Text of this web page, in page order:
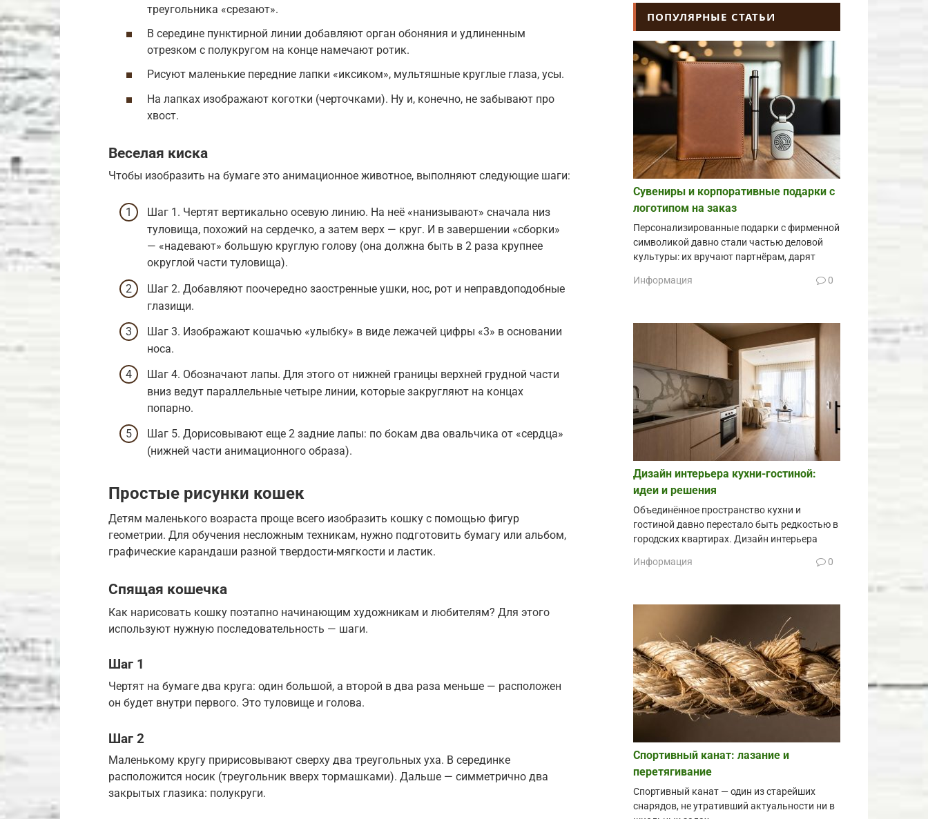
треугольника «срезают».
В середине пунктирной линии добавляют орган обоняния и удлиненным
отрезком с полукругом на конце намечают ротик.
Рисуют маленькие передние лапки «иксиком», мультяшные круглые глаза, усы.
На лапках изображают коготки (черточками). Ну и, конечно, не забывают про
хвост.
Веселая киска
Чтобы изобразить на бумаге это анимационное животное, выполняют следующие шаги:
Шаг 1. Чертят вертикально осевую линию. На неё «нанизывают» сначала низ
туловища, похожий на сердечко, а затем верх — круг. И в завершении «сборки»
— «надевают» большую круглую голову (она должна быть в 2 раза крупнее
округлой части туловища).
Шаг 2. Добавляют поочередно заостренные ушки, нос, рот и неправдоподобные
глазищи.
Шаг 3. Изображают кошачью «улыбку» в виде лежачей цифры «3» в основании
носа.
Шаг 4. Обозначают лапы. Для этого от нижней границы верхней грудной части
вниз ведут параллельные четыре линии, которые закругляют на концах
попарно.
Шаг 5. Дорисовывают еще 2 задние лапы: по бокам два овальчика от «сердца»
(нижней части анимационного образа).
Простые рисунки кошек
Детям маленького возраста проще всего изобразить кошку с помощью фигур
геометрии. Для обучения несложным техникам, нужно подготовить бумагу или альбом,
графические карандаши разной твердости-мягкости и ластик.
Спящая кошечка
Как нарисовать кошку поэтапно начинающим художникам и любителям? Для этого
используют нужную последовательность — шаги.
Шаг 1
Чертят на бумаге два круга: один большой, а второй в два раза меньше — расположен
он будет внутри первого. Это туловище и голова.
Шаг 2
Маленькому кругу пририсовывают сверху два треугольных уха. В серединке
расположится носик (треугольник вверх тормашками). Дальше — симметрично два
закрытых глазика: полукруги.
ПОПУЛЯРНЫЕ СТАТЬИ
Сувениры и корпоративные подарки с
логотипом на заказ
Персонализированные подарки с фирменной
символикой давно стали частью деловой
культуры: их вручают партнёрам, дарят
Информация 0
Дизайн интерьера кухни-гостиной:
идеи и решения
Объединённое пространство кухни и
гостиной давно перестало быть редкостью в
городских квартирах. Дизайн интерьера
Информация 0
Спортивный канат: лазание и
перетягивание
Спортивный канат — один из старейших
снарядов, не утративший актуальности ни в